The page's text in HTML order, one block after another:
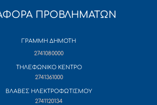
ΠΡΟΒΛΗΜΑΤΩΝ
ΓΡΑΜΜΗ ΔΗΜΟΤΗ
2741080000
ΤΗΛΕΦΩΝΙΚΟ ΚΕΝΤΡΟ
2741361000
ΒΛΑΒΕΣ ΗΛΕΚΤΡΟΦΩΤΙΣΜΟΥ
2741120134